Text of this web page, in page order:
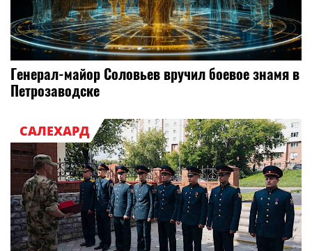
Генерал-майор Соловьев вручил боевое знамя в
Петрозаводске
САЛЕХАРД